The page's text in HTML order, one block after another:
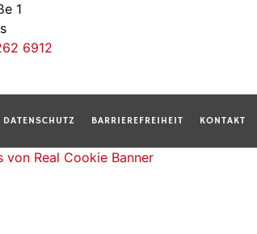
1
6912
DATENSCHUTZ BARRIEREFREIHEIT KONTAKT
von Real Cookie Banner